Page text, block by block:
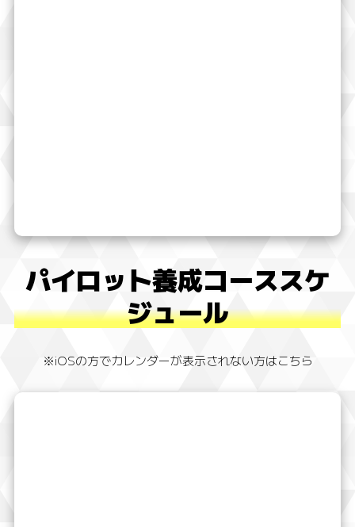
パイロット養成コーススケ
ジュール
※iOSの方でカレンダーが表示されない方はこちら